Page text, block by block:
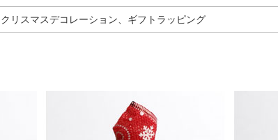
クリスマスデコレーション、ギフトラッピング